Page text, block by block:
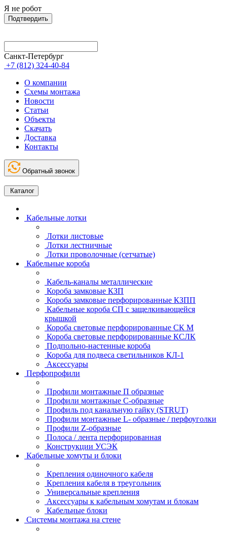
Я не робот
Подтвердить
Санкт-Петербург
+7 (812) 324-40-84
О компании
Схемы монтажа
Новости
Статьи
Объекты
Скачать
Доставка
Контакты
Обратный звонок
Каталог
Кабельные лотки
Лотки листовые
Лотки лестничные
Лотки проволочные (сетчатые)
Кабельные короба
Кабель-каналы металлические
Короба замковые КЗП
Короба замковые перфорированные КЗПП
Кабельные короба СП с защелкивающейся
крышкой
Короба световые перфорированные СК М
Короба световые перфорированные КСЛК
Подпольно-настенные короба
Короба для подвеса светильников КЛ-1
Аксессуары
Перфопрофили
Профили монтажные П образные
Профили монтажные C-образные
Профиль под канальную гайку (STRUT)
Профили монтажные L- образные / перфоуголки
Профили Z-образные
Полоса / лента перфорированная
Конструкции УСЭК
Кабельные хомуты и блоки
Крепления одиночного кабеля
Крепления кабеля в треугольник
Универсальные крепления
Аксессуары к кабельным хомутам и блокам
Кабельные блоки
Системы монтажа на стене